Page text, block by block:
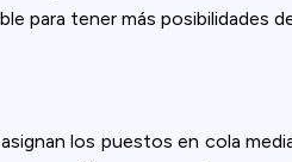
para tener más posibilidades
los puestos en cola